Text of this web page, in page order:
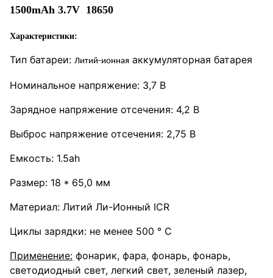
1500mAh 3.7V 18650
Характеристики:
Тип батареи: Литий-ионная аккумуляторная батарея
Номинальное напряжение: 3,7 В
Зарядное напряжение отсечения: 4,2 В
Выброс напряжение отсечения: 2,75 В
Емкость: 1.5ah
Размер: 18 * 65,0 мм
Материал: Литий Ли-Ионный ICR
Циклы зарядки: не менее 500 ° С
Применение: фонарик, фара, фонарь, фонарь,
светодиодный свет, легкий свет, зеленый лазер,